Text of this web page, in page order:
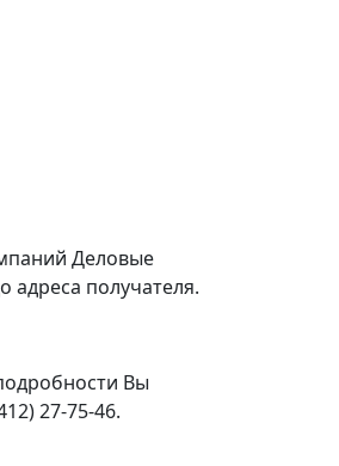
Деловые
получателя.
Вы
27-75-46.